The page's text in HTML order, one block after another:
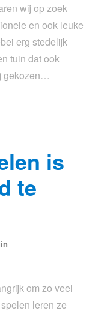
wij op zoek
en ook leuke
erg stedelijk
tuin dat ook
gekozen…
is
te
om zo veel
leren ze